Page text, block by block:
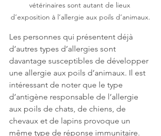
vétérinaires sont autant de lieux
d’exposition à l’allergie aux poils d’animaux.
Les personnes qui présentent déjà
d’autres types d’allergies sont
davantage susceptibles de développer
une allergie aux poils d’animaux. Il est
intéressant de noter que le type
d’antigène responsable de l’allergie
aux poils de chats, de chiens, de
chevaux et de lapins provoque un
même type de réponse immunitaire.